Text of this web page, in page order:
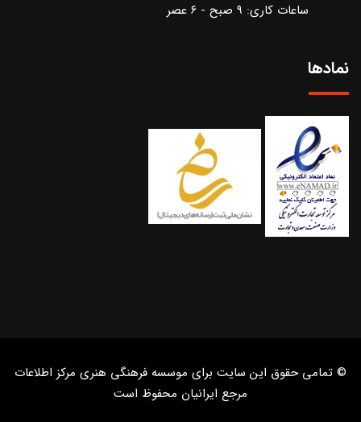
ساعات کاری: ۹ صبح - ۶ عصر
نمادها
© تمامی حقوق این سایت برای موسسه فرهنگی هنری مرکز اطلاعات
مرجع ایرانیان محفوظ است